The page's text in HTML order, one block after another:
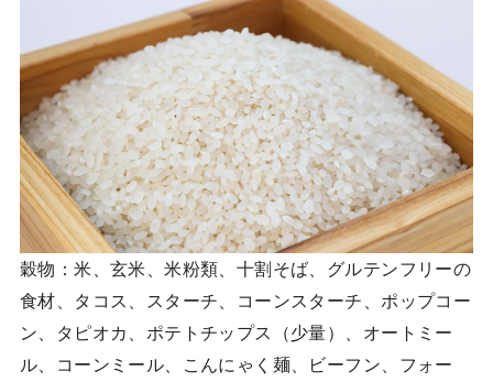
穀物：米、玄米、米粉類、十割そば、グルテンフリーの
食材、タコス、スターチ、コーンスターチ、ポップコー
ン、タピオカ、ポテトチップス（少量）、オートミー
ル、コーンミール、こんにゃく麺、ビーフン、フォー